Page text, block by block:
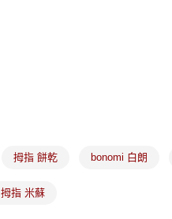
拇指 餅乾 bonomi 白朗
拇指 米蘇